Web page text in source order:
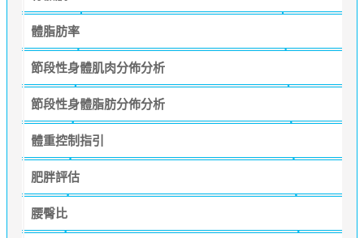
體脂肪率
節段性身體肌肉分佈分析
節段性身體脂肪分佈分析
體重控制指引
肥胖評估
腰臀比